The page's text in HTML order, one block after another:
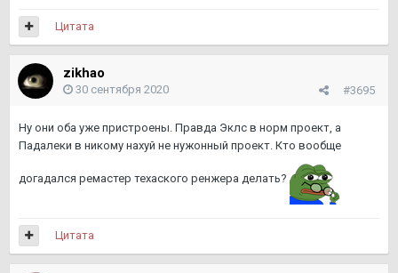
Цитата
zikhao
#3695
30 сентября 2020
Ну они оба уже пристроены. Правда Эклс в норм проект, а
Падалеки в никому нахуй не нужонный проект. Кто вообще
догадался ремастер техаского ренжера делать?
Цитата